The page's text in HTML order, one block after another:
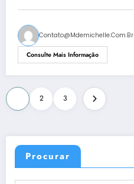
Contato@mdemichelle.com.br
Consulte Mais Informação
Paginação
de
posts
2 3
Procurar